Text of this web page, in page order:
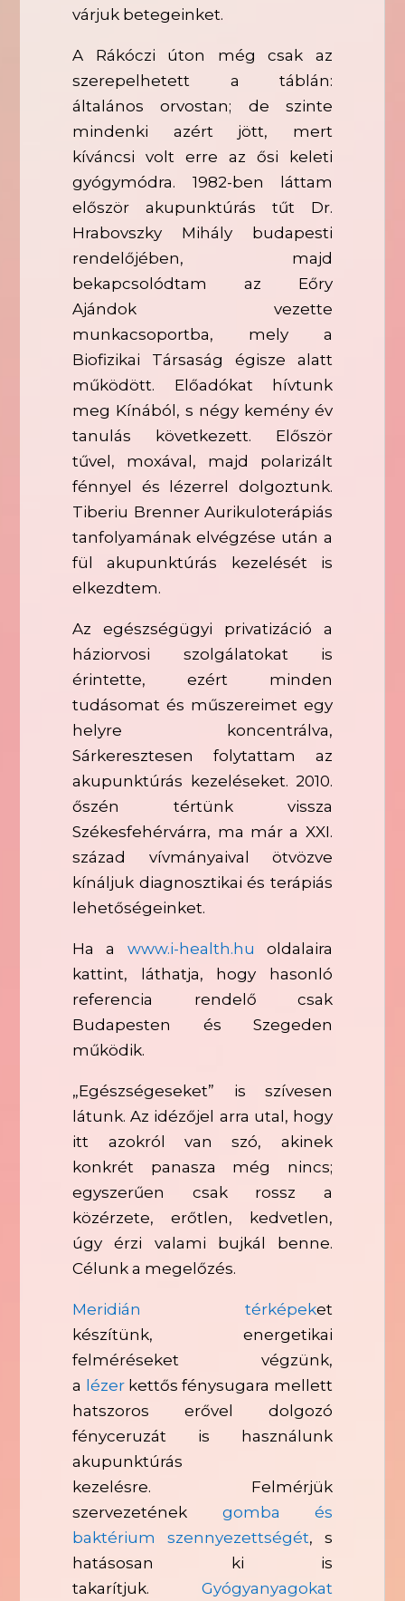
várjuk betegeinket.
A Rákóczi úton még csak az
szerepelhetett a táblán:
általános orvostan; de szinte
mindenki azért jött, mert
kíváncsi volt erre az ősi keleti
gyógymódra. 1982-ben láttam
először akupunktúrás tűt Dr.
Hrabovszky Mihály budapesti
rendelőjében, majd
bekapcsolódtam az Eőry
Ajándok vezette
munkacsoportba, mely a
Biofizikai Társaság égisze alatt
működött. Előadókat hívtunk
meg Kínából, s négy kemény év
tanulás következett. Először
tűvel, moxával, majd polarizált
fénnyel és lézerrel dolgoztunk.
Tiberiu Brenner Aurikuloterápiás
tanfolyamának elvégzése után a
fül akupunktúrás kezelését is
elkezdtem.
Az egészségügyi privatizáció a
háziorvosi szolgálatokat is
érintette, ezért minden
tudásomat és műszereimet egy
helyre koncentrálva,
Sárkeresztesen folytattam az
akupunktúrás kezeléseket. 2010.
őszén tértünk vissza
Székesfehérvárra, ma már a XXI.
század vívmányaival ötvözve
kínáljuk diagnosztikai és terápiás
lehetőségeinket.
Ha a www.i-health.hu oldalaira
kattint, láthatja, hogy hasonló
referencia rendelő csak
Budapesten és Szegeden
működik.
„Egészségeseket” is szívesen
látunk. Az idézőjel arra utal, hogy
itt azokról van szó, akinek
konkrét panasza még nincs;
egyszerűen csak rossz a
közérzete, erőtlen, kedvetlen,
úgy érzi valami bujkál benne.
Célunk a megelőzés.
Meridián térképeket
készítünk, energetikai
felméréseket végzünk,
a lézerkettős fénysugara mellett
hatszoros erővel dolgozó
fényceruzát is használunk
akupunktúrás
kezelésre. Felmérjük
szervezetének gomba és
baktérium szennyezettségét, s
hatásosan ki is
takarítjuk. Gyógyanyagokat